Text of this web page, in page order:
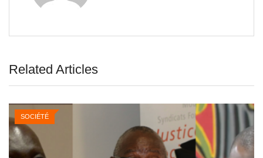
Related Articles
SOCIÉTÉ